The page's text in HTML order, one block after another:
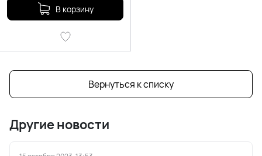
В корзину
Вернуться к списку
Другие новости